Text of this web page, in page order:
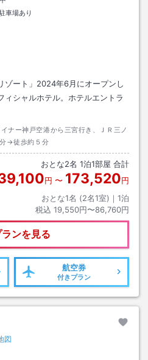
車場あり
ゾート」2024年6月にオープンし
ィシャルホテル。ホテルエントラ
ナー神戸空港から三宮行き、ＪＲ三ノ
→徒歩約５分
おとな2名 1泊1部屋 合計
円 〜 173,520円
おとな1名 (2名1室)｜ 1泊
税込 19,550円〜86,760円
ンを見る
航空券
付きプラン
図